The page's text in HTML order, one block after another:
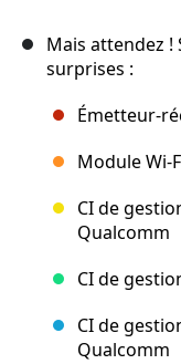
Mais attendez !
surprises :
Émetteur-
Module Wi-
CI de
Qualcomm
CI de
CI de
Qualcomm